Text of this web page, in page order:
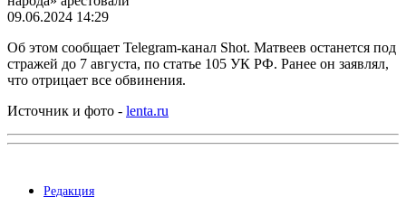
09.06.2024 14:29
Об этом сообщает Telegram-канал Shot. Матвеев останется под
стражей до 7 августа, по статье 105 УК РФ. Ранее он заявлял,
что отрицает все обвинения.
Источник и фото - lenta.ru
Редакция